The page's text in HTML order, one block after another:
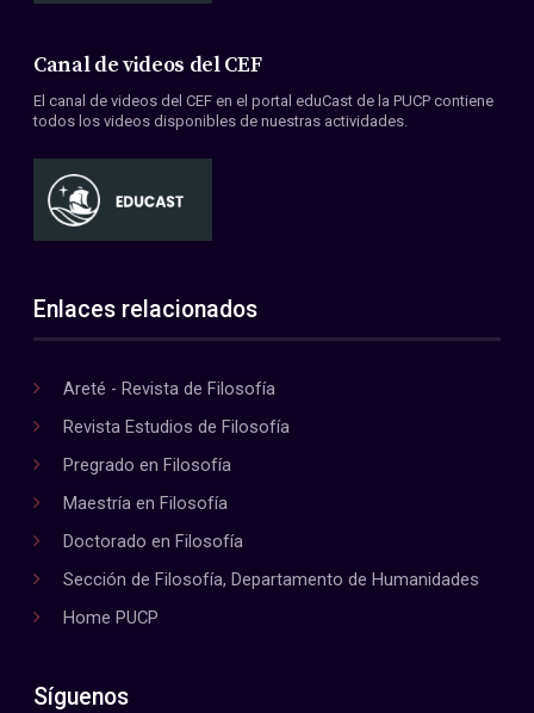
Canal de videos del CEF
El canal de videos del CEF en el portal eduCast de la PUCP contiene
todos los videos disponibles de nuestras actividades.
Enlaces relacionados
Areté - Revista de Filosofía
Revista Estudios de Filosofía
Pregrado en Filosofía
Maestría en Filosofía
Doctorado en Filosofía
Sección de Filosofía, Departamento de Humanidades
Home PUCP
Síguenos